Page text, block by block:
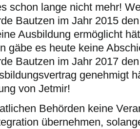
schon lange nicht mehr!
Bautzen im Jahr 2015
Ausbildung ermöglicht
gäbe es heute keine
Bautzen im Jahr 2017
genehmigt
von Jetmir!
Behörden keine
übernehmen,